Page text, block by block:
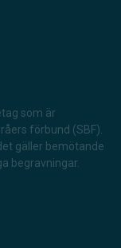
som är
förbund (SBF).
gäller bemötande
begravningar.